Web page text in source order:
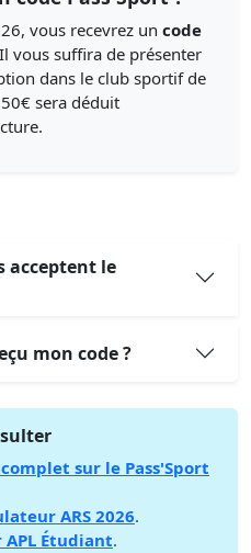
vous recevrez un code
vous suffira de présenter
dans le club sportif de
sera déduit
acceptent le
mon code ?
sur le Pass'Sport
ARS 2026.
Étudiant.